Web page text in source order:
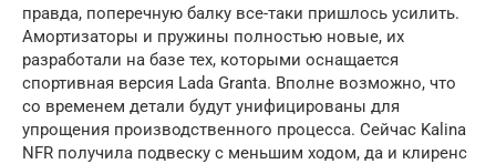
правда, поперечную балку все-таки пришлось усилить.
Амортизаторы и пружины полностью новые, их
разработали на базе тех, которыми оснащается
спортивная версия Lada Granta. Вполне возможно, что
со временем детали будут унифицированы для
упрощения производственного процесса. Сейчас Kalina
NFR получила подвеску с меньшим ходом, да и клиренс